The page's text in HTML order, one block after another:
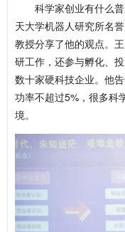
科学家创业有什么
天大学机器人研究所名
教授分享了他的观点。
研工作，还参与孵化、
数十家硬科技企业。他
功率不超过5%，很多科
境。